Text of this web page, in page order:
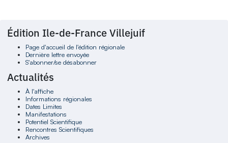
Édition Ile-de-France Villejuif
Page d'accueil de l'édition régionale
Dernière lettre envoyée
S'abonner/se désabonner
Actualités
À l'affiche
Informations régionales
Dates Limites
Manifestations
Potentiel Scientifique
Rencontres Scientifiques
Archives